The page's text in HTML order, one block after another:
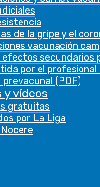
de la gripe y el
vacunación
efectos secundarios
por el profesional
prevacunal (PDF)
y vídeos
gratuitas
por La Liga